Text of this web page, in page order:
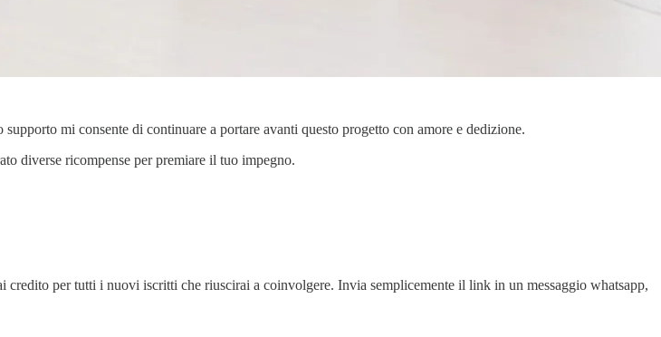
mi consente di continuare a portare avanti questo progetto con amore e dedizione.
diverse ricompense per premiare il tuo impegno.
per tutti i nuovi iscritti che riuscirai a coinvolgere. Invia semplicemente il link in un messaggio whatsapp,